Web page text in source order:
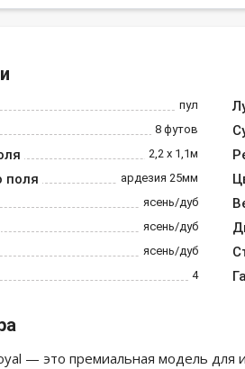
пул
8 футов
2,2 х 1,1м
поля ардезия 25мм
ясень/дуб
ясень/дуб
ясень/дуб
4
— это премиальная модель для